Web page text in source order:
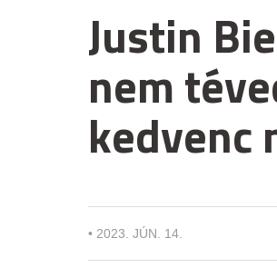
Justin
nem
kedvenc
• 2023. JÚN. 14.